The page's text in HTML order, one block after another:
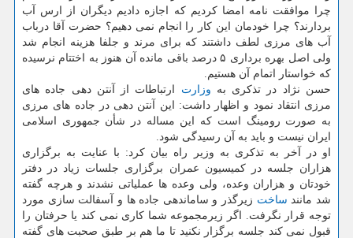
چرا موافقت نامه امضا كردیم كه اجازه دادیم دیگران از ارس آب
بردارند؟ چرا خودمان این كار را انجام نمی دهیم؟ حضرت آقا درباب
آب های مرزی لطف داشتند كه برای مرند و جلفا هزینه انجام شد
ولی اصل بهره برداری ۵ درصد باقی مانده آن هنوز به اختتام نرسیده
كه خواستار اتمام آن هستیم.
حسن نژاد در تذكری به وزارت ارتباطات از آنتن دهی جاده های
مرزی انتقاد نمود و اظهار داشت: این آنتن دهی در جاده های مرزی
به صورت رومینگ است كه این مساله در شأن جمهوری اسلامی
ایران نیست و باید به آن رسیدگی شود.
او در آخر به تذكری به وزیر راه بیان كرد: با عنایت به برگزاری
هزاران جلسه در كمیسیون عمران برگزاری جلسات زیاد در دفتر
خودتان و هزاران وعده، ولی وعده ها عملیاتی نشدند و هرچه گفته
شد مانند ساخت زیرگذر و ساماندهی جاده ها و آسفالت سازی مورد
توجه قرار نگرفت. اگر زیرمجموعه شما كاری نمی كند یا حرفتان را
قبول نمی كند جلسه برگزار نكنید تا ما هم بر طبق صحبت های گفته